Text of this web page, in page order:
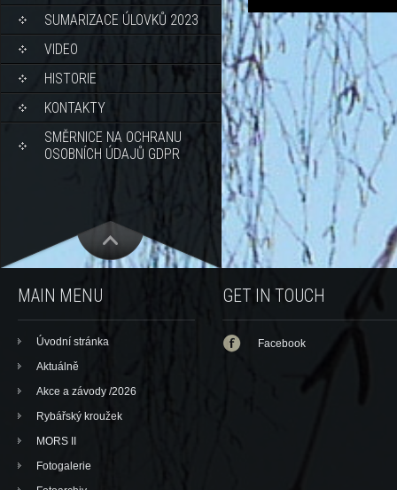
SUMARIZACE ÚLOVKŮ 2023
VIDEO
HISTORIE
KONTAKTY
SMĚRNICE NA OCHRANU
OSOBNÍCH ÚDAJŮ GDPR
MAIN MENU
Úvodní stránka
Aktuálně
Akce a závody /2026
Rybářský kroužek
MORS II
Fotogalerie
GET IN TOUCH
Facebook